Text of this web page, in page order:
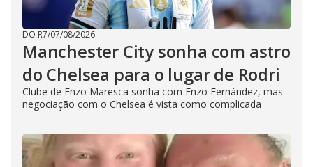
DO R7/07/08/2026
Manchester City sonha com astro
do Chelsea para o lugar de Rodri
Clube de Enzo Maresca sonha com Enzo Fernández, mas
negociação com o Chelsea é vista como complicada